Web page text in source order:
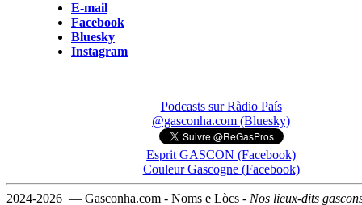
E-mail
Facebook
Bluesky
Instagram
Podcasts sur Ràdio País
@gasconha.com (Bluesky)
Esprit GASCON (Facebook)
Couleur Gascogne (Facebook)
2024-2026 — Gasconha.com - Noms e Lòcs - Nos lieux-dits